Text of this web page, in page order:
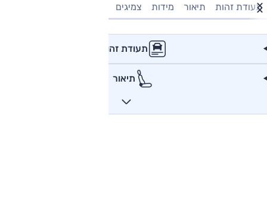
תעודת זהות תיאור מידות צמיגים
תעודת זהות
תיאור